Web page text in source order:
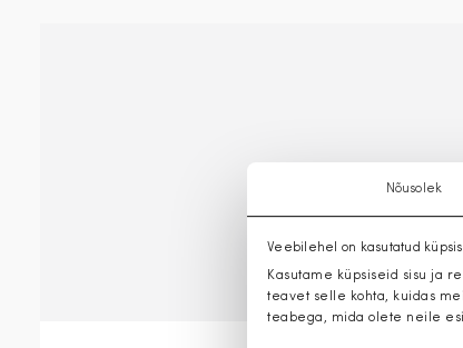
Nõusolek
Veebilehel on kasutatud
Kasutame küpsiseid sisu ja
teavet selle kohta, kuidas
teabega, mida olete neile